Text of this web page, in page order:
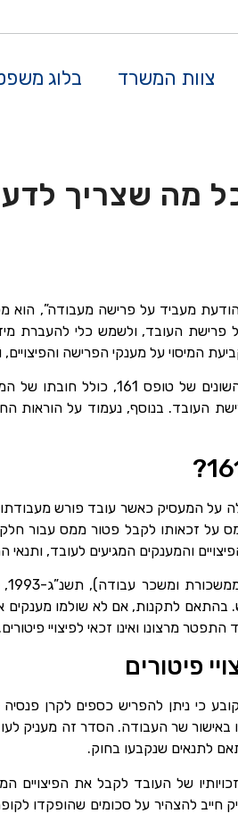
צוות המשרד בלוג
מעביד על פרישה מעבודה”, הוא
העובד, ולשמש כלי להעברת מידע
המיסוי על מענקי הפרישה והפיצויים,
המאמר הבא יעסוק בהיבטים
למלא את טופס 161 חלה על המעסיק כאשר עובד
על זכאותו לקבל פטור ממס עבור חלק
והמענקים המגיעים לעובד, ותנאי
בהתאם לתקנות, אם לא שולמו מענקים
מרצונו ואינו זכאי לפיצויי פיטורים.
קובע כי ניתן להפריש כספים לקרן
שר העבודה. הסדר זה מעניק
לתנאים שנקבעו בחוק.
של העובד לקבל את